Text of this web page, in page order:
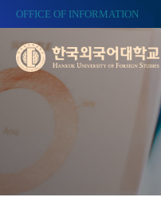
OFFICE OF INFORMATION